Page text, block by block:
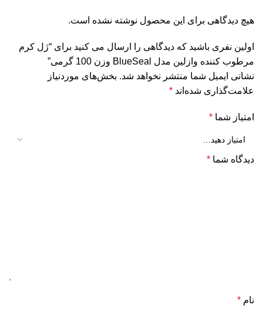
هیچ دیدگاهی برای این محصول نوشته نشده است.
اولین نفری باشید که دیدگاهی را ارسال می کنید برای “ژل کرم
مرطوب کننده وازلین مدل BlueSeal وزن 100 گرمی”
نشانی ایمیل شما منتشر نخواهد شد. بخش‌های موردنیاز
علامت‌گذاری شده‌اند *
امتیاز شما *
دیدگاه شما *
نام *